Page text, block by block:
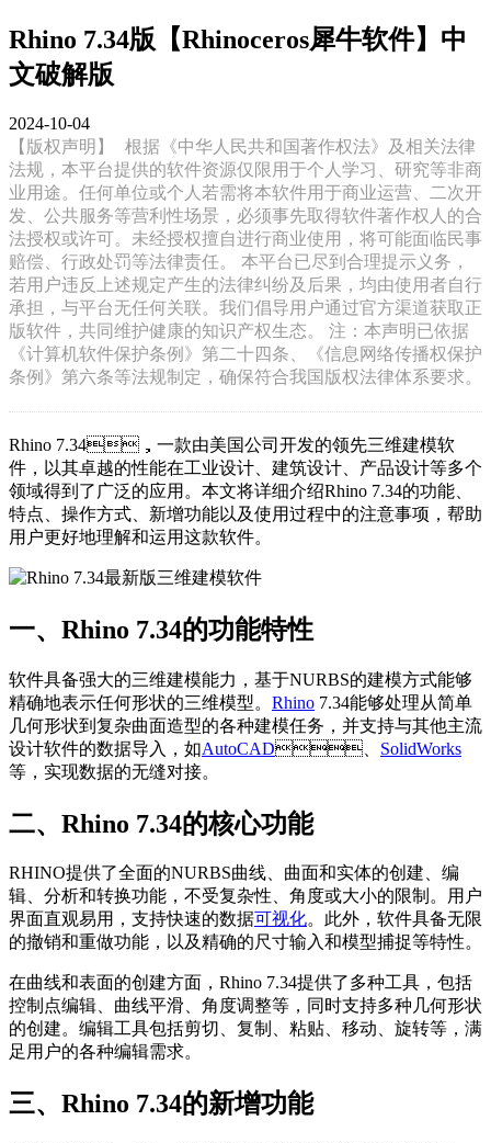
Rhino 7.34版【Rhinoceros犀牛软件】中
文破解版
2024-10-04
【版权声明】
根据《中华人民共和国著作权法》及相关法律
法规，本平台提供的软件资源仅限用于个人学习、研究等非商
业用途。任何单位或个人若需将本软件用于商业运营、二次开
发、公共服务等营利性场景，必须事先取得软件著作权人的合
法授权或许可。未经授权擅自进行商业使用，将可能面临民事
赔偿、行政处罚等法律责任。 本平台已尽到合理提示义务，
若用户违反上述规定产生的法律纠纷及后果，均由使用者自行
承担，与平台无任何关联。我们倡导用户通过官方渠道获取正
版软件，共同维护健康的知识产权生态。 注：本声明已依据
《计算机软件保护条例》第二十四条、《信息网络传播权保护
条例》第六条等法规制定，确保符合我国版权法律体系要求。
Rhino 7.34，一款由美国公司开发的领先三维建模软
件，以其卓越的性能在工业设计、建筑设计、产品设计等多个
领域得到了广泛的应用。本文将详细介绍Rhino 7.34的功能、
特点、操作方式、新增功能以及使用过程中的注意事项，帮助
用户更好地理解和运用这款软件。
一、Rhino 7.34的功能特性
软件具备强大的三维建模能力，基于NURBS的建模方式能够
精确地表示任何形状的三维模型。 Rhino 7.34能够处理从简单
几何形状到复杂曲面造型的各种建模任务，并支持与其他主流
设计软件的数据导入，如AutoCAD、 SolidWorks
等，实现数据的无缝对接。
二、Rhino 7.34的核心功能
RHINO提供了全面的NURBS曲线、曲面和实体的创建、编
辑、分析和转换功能，不受复杂性、角度或大小的限制。用户
界面直观易用，支持快速的数据可视化。此外，软件具备无限
的撤销和重做功能，以及精确的尺寸输入和模型捕捉等特性。
在曲线和表面的创建方面，Rhino 7.34提供了多种工具，包括
控制点编辑、曲线平滑、角度调整等，同时支持多种几何形状
的创建。编辑工具包括剪切、复制、粘贴、移动、旋转等，满
足用户的各种编辑需求。
三、Rhino 7.34的新增功能